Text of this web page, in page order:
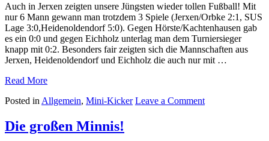
Auch in Jerxen zeigten unsere Jüngsten wieder tollen Fußball! Mit
nur 6 Mann gewann man trotzdem 3 Spiele (Jerxen/Orbke 2:1, SUS
Lage 3:0,Heidenoldendorf 5:0). Gegen Hörste/Kachtenhausen gab
es ein 0:0 und gegen Eichholz unterlag man dem Turniersieger
knapp mit 0:2. Besonders fair zeigten sich die Mannschaften aus
Jerxen, Heidenoldendorf und Eichholz die auch nur mit …
Read More„Minikicker
in
erfolgreich!“
Posted in Allgemein, Mini-Kicker Leave a Commenton
Die großen Minnis!